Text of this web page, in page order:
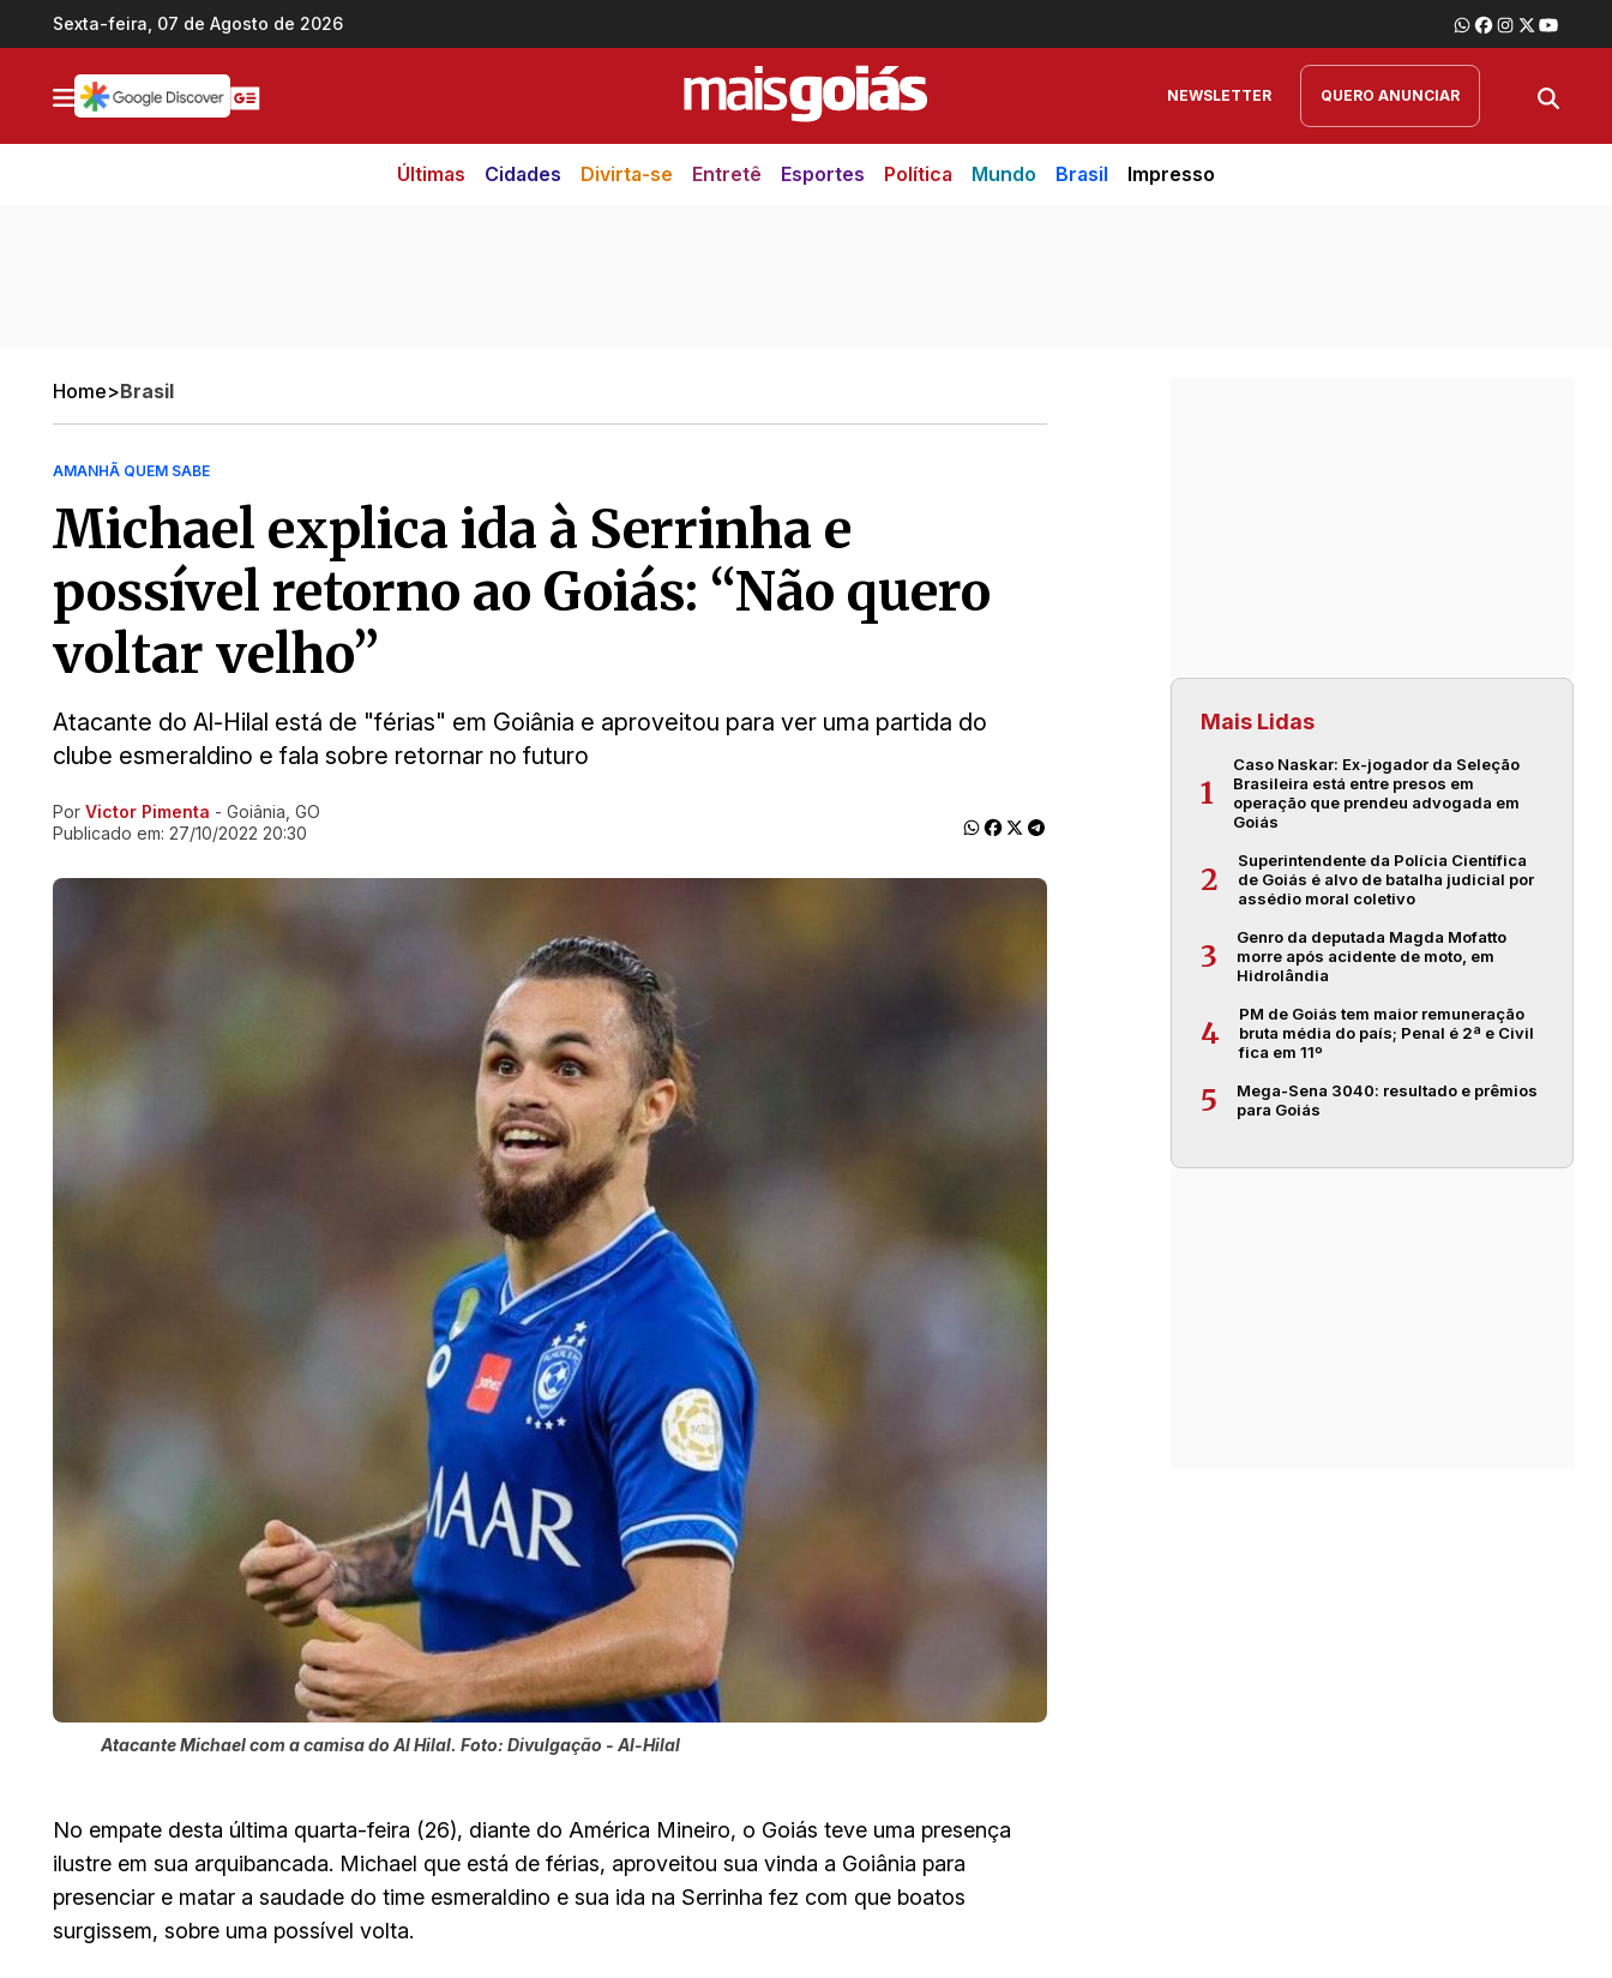
Ir direto pro conteúdo
Sexta-feira, 07 de Agosto de 2026
NEWSLETTER QUERO ANUNCIAR
Últimas Cidades Divirta-se Entretê Esportes Política Mundo Brasil Impresso
Home>Brasil
AMANHÃ QUEM SABE
Michael explica ida à Serrinha e
possível retorno ao Goiás: “Não quero
voltar velho”
Atacante do Al-Hilal está de "férias" em Goiânia e aproveitou para ver uma partida do
clube esmeraldino e fala sobre retornar no futuro
Ir direto pra matéria
Por Victor Pimenta - Goiânia, GO
Publicado em: 27/10/2022 20:30
Atacante Michael com a camisa do Al Hilal. Foto: Divulgação - Al-Hilal
No empate desta última quarta-feira (26), diante do América Mineiro, o Goiás teve uma presença
ilustre em sua arquibancada. Michael que está de férias, aproveitou sua vinda a Goiânia para
presenciar e matar a saudade do time esmeraldino e sua ida na Serrinha fez com que boatos
surgissem, sobre uma possível volta.
Mais Lidas
1
Caso Naskar: Ex-jogador da Seleção
Brasileira está entre presos em
operação que prendeu advogada em
Goiás
2
Superintendente da Polícia Científica
de Goiás é alvo de batalha judicial por
assédio moral coletivo
3
Genro da deputada Magda Mofatto
morre após acidente de moto, em
Hidrolândia
4
PM de Goiás tem maior remuneração
bruta média do país; Penal é 2ª e Civil
fica em 11º
5
Mega-Sena 3040: resultado e prêmios
para Goiás